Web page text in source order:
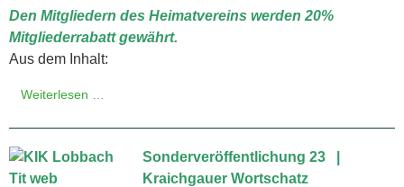
Den Mitgliedern des Heimatvereins werden 20%
Mitgliederrabatt gewährt.
Aus dem Inhalt:
Weiterlesen …
Sonderveröffentlichung 23 |
Kraichgauer Wortschatz